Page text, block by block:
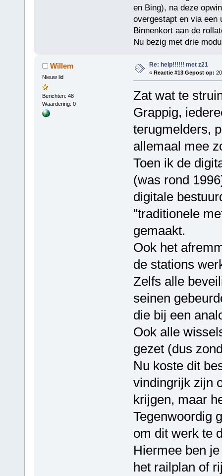
en Bing), na deze
overgestapt en via een
Binnenkort aan de
Nu bezig met drie
Willem
Nieuw lid
Berichten: 48
Waardering: 0
Re: help!!!!!! met z21
« Reactie #13 Gepost op:
Zat wat te
Grappig,
terugmelders,
allemaal mee
Toen ik de
(was rond
digitale
"traditionele
gemaakt.
Ook het
de stations
Zelfs alle
seinen
die bij een
Ook alle
gezet (dus
Nu koste dit
vindingrijk zijn
krijgen, maar
Tegenwoordig
om dit werk te
Hiermee ben
het railplan of